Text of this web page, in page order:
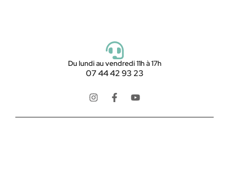
Du lundi au vendredi 11h à 17h
07 44 42 93 23